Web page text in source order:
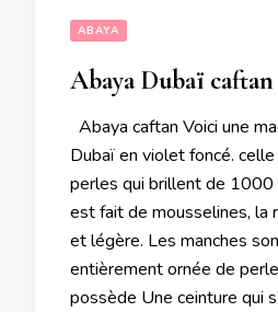
ABAYA
Abaya Dubaï caftan
Abaya caftan Voici une
Dubaï en violet foncé.
perles qui brillent de 1000
est fait de mousselines, la
et légère. Les manches
entièrement ornée de
possède Une ceinture qui